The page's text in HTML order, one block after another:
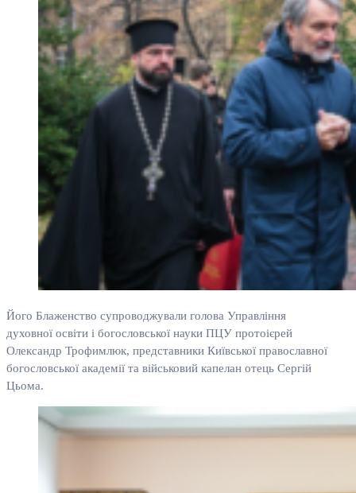
Його Блаженство супроводжували голова Управління
духовної освіти і богословської науки ПЦУ протоієрей
Олександр Трофимлюк, представники Київської православної
богословської академії та військовий капелан отець Сергій
Цьома.